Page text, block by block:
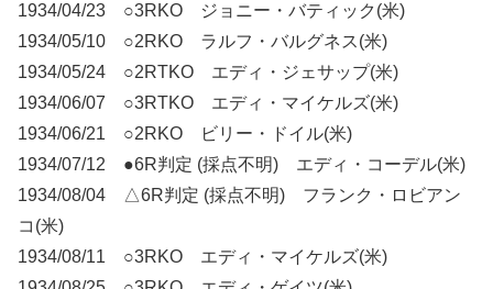
1934/04/23 ○3RKO ジョニー・バティック(米)
1934/05/10 ○2RKO ラルフ・バルグネス(米)
1934/05/24 ○2RTKO エディ・ジェサップ(米)
1934/06/07 ○3RTKO エディ・マイケルズ(米)
1934/06/21 ○2RKO ビリー・ドイル(米)
1934/07/12 ●6R判定 (採点不明) エディ・コーデル(米)
1934/08/04 △6R判定 (採点不明) フランク・ロビアン
コ(米)
1934/08/11 ○3RKO エディ・マイケルズ(米)